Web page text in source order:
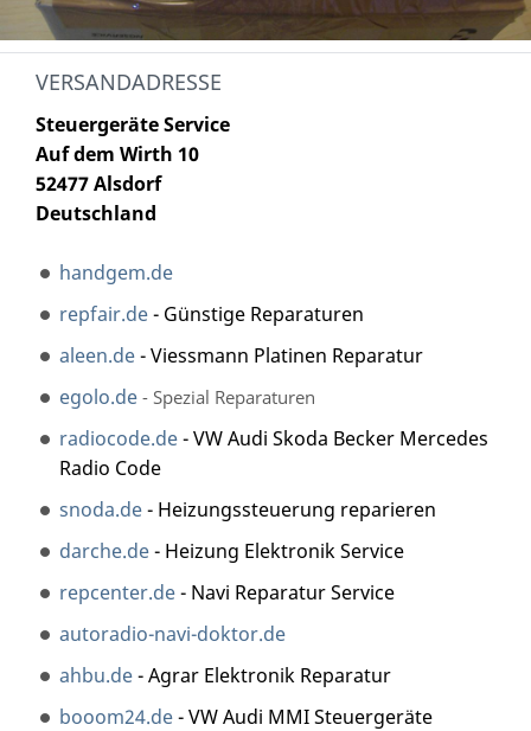
VERSANDADRESSE
Steuergeräte Service
Auf dem Wirth 10
52477 Alsdorf
Deutschland
handgem.de
repfair.de- Günstige Reparaturen
aleen.de- Viessmann Platinen Reparatur
egolo.de - Spezial Reparaturen
radiocode.de- VW Audi Skoda Becker Mercedes
Radio Code
snoda.de- Heizungssteuerung reparieren
darche.de- Heizung Elektronik Service
repcenter.de- Navi Reparatur Service
autoradio-navi-doktor.de
ahbu.de- Agrar Elektronik Reparatur
booom24.de- VW Audi MMI Steuergeräte